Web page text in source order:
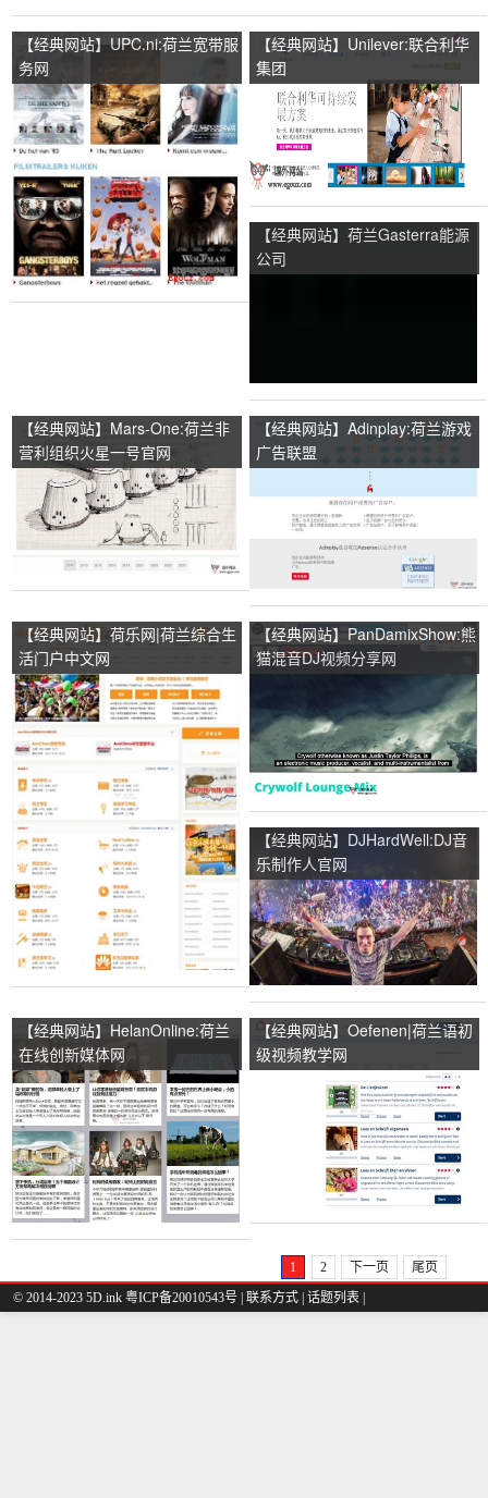
【经典网站】UPC.ni:荷兰宽带服
务网
【经典网站】Unilever:联合利华
集团
【经典网站】荷兰Gasterra能源
公司
【经典网站】Mars-One:荷兰非
营利组织火星一号官网
【经典网站】Adinplay:荷兰游戏
广告联盟
【经典网站】荷乐网|荷兰综合生
活门户中文网
【经典网站】PanDamixShow:熊
猫混音DJ视频分享网
【经典网站】DJHardWell:DJ音
乐制作人官网
【经典网站】HelanOnline:荷兰
在线创新媒体网
【经典网站】Oefenen|荷兰语初
级视频教学网
1 2 下一页
尾页
© 2014-2023 5D.ink 粤ICP备20010543号 | 联系方式 | 话题列表 |